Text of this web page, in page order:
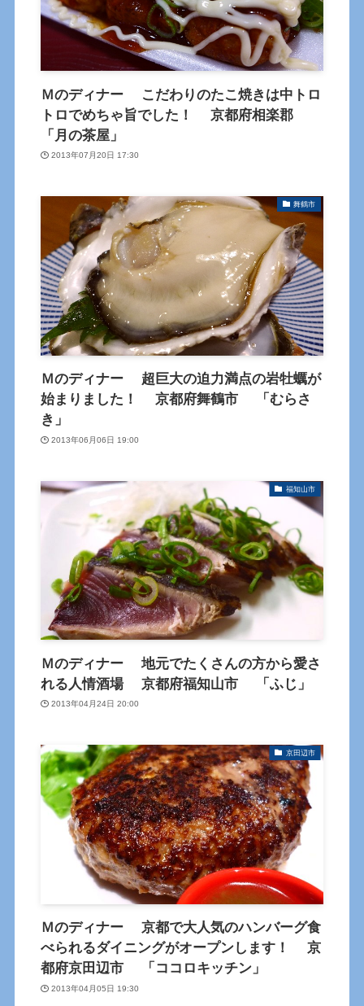
Ｍのディナー こだわりのたこ焼きは中トロ
トロでめちゃ旨でした！ 京都府相楽郡
「月の茶屋」
2013年07月20日 17:30
舞鶴市
Ｍのディナー 超巨大の迫力満点の岩牡蠣が
始まりました！ 京都府舞鶴市 「むらさ
き」
2013年06月06日 19:00
福知山市
Ｍのディナー 地元でたくさんの方から愛さ
れる人情酒場 京都府福知山市 「ふじ」
2013年04月24日 20:00
京田辺市
Ｍのディナー 京都で大人気のハンバーグ食
べられるダイニングがオープンします！ 京
都府京田辺市 「ココロキッチン」
2013年04月05日 19:30